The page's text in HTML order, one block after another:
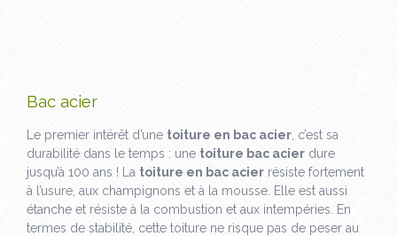
Bac acier
Le premier intérêt d’une toiture en bac acier , c’est sa
durabilité dans le temps : une toiture bac acier dure
jusqu’à 100 ans ! La toiture en bac acier résiste fortement
à l’usure, aux champignons et à la mousse. Elle est aussi
étanche et résiste à la combustion et aux intempéries. En
termes de stabilité, cette toiture ne risque pas de peser au